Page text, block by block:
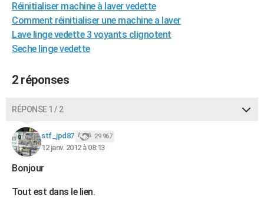
BONS PLANS
CARTE DE VOEUX
Dictionnaire
Biographies
Citations
Expressions
Proverbes
PROGRAMME TV
COPAINS D'AVANT
S'inscrire
Se connecter
Lycées
Collèges
Primaires
Universités
Entreprises
Service militaire
Avis de recherche
AVIS DE DÉCÈS
FORUM
Réinitialiser machine à laver vedette
Comment réinitialiser une machine a laver
Lave linge vedette 3 voyants clignotent
Seche linge vedette
2 réponses
RÉPONSE 1 / 2
stf_jpd87 29 967
12 janv. 2012 à 08:13
Bonjour
Tout est dans le lien.